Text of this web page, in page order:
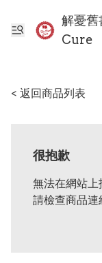
解憂
Cure
< 返回商品列表
很抱歉
無法在網站上
請檢查商品連